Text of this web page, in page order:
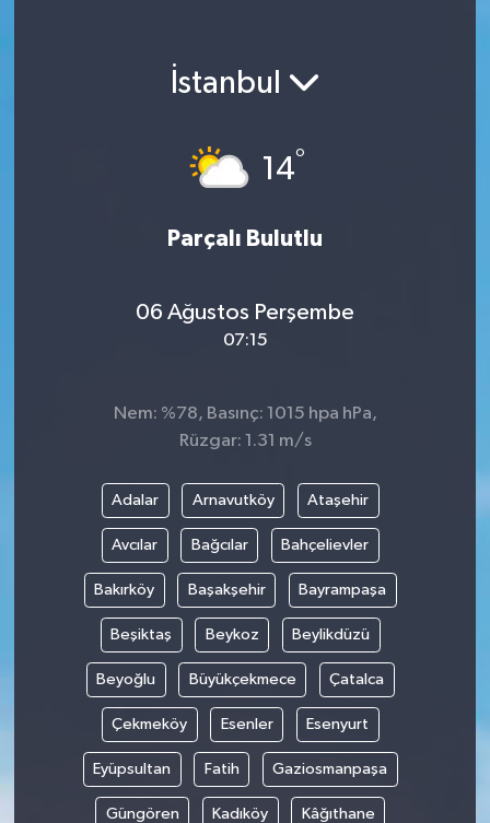
İstanbul
14°
Parçalı Bulutlu
06 Ağustos Perşembe
07:15
Nem: %78, Basınç: 1015 hpa hPa,
Rüzgar: 1.31 m/s
Adalar Arnavutköy Ataşehir
Avcılar Bağcılar Bahçelievler
Bakırköy Başakşehir Bayrampaşa
Beşiktaş Beykoz Beylikdüzü
Beyoğlu Büyükçekmece Çatalca
Çekmeköy Esenler Esenyurt
Eyüpsultan Fatih Gaziosmanpaşa
Güngören Kadıköy Kâğıthane